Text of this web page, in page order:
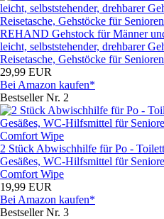
REHAND Gehstock für Männer
leicht, selbststehender, drehbarer
Reisetasche, Gehstöcke für
29,99 EUR
Bei Amazon kaufen*
Bestseller Nr. 2
2 Stück Abwischhilfe für Po -
Gesäßes, WC-Hilfsmittel für
Comfort Wipe
19,99 EUR
Bei Amazon kaufen*
Bestseller Nr. 3